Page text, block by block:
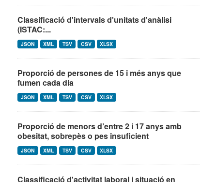
Classificació d'intervals d'unitats d'anàlisi
(ISTAC:...
JSON XML TSV CSV XLSX
Proporció de persones de 15 i més anys que
fumen cada dia
JSON XML TSV CSV XLSX
Proporció de menors d’entre 2 i 17 anys amb
obesitat, sobrepès o pes insuficient
JSON XML TSV CSV XLSX
Classificació d'activitat laboral i situació en